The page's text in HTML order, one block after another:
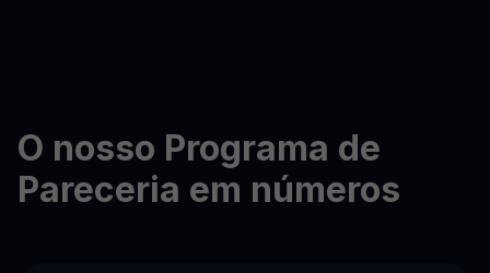
O nosso Programa de
Pareceria em números